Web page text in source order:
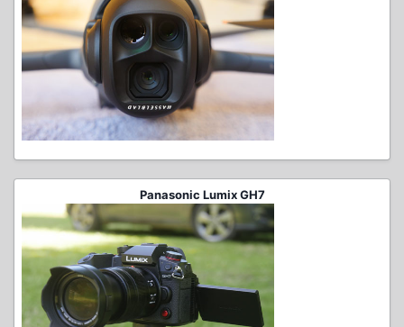
Panasonic Lumix GH7